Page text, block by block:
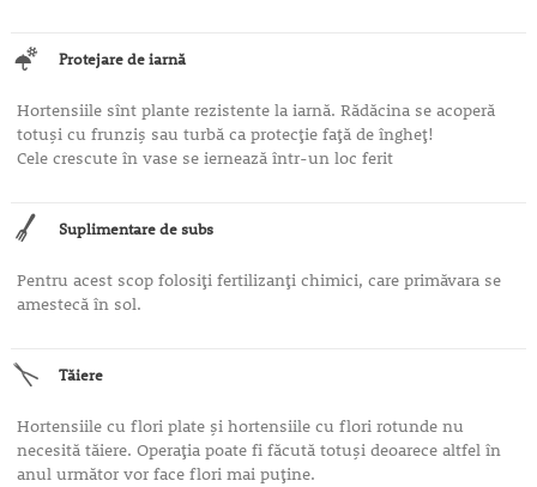
Protejare de iarnă
Hortensiile sînt plante rezistente la iarnă. Rădăcina se acoperă
totuşi cu frunziş sau turbă ca protecţie faţă de îngheţ!
Cele crescute în vase se iernează într-un loc ferit
Suplimentare de subs
Pentru acest scop folosiţi fertilizanţi chimici, care primăvara se
amestecă în sol.
Tăiere
Hortensiile cu flori plate şi hortensiile cu flori rotunde nu
necesită tăiere. Operaţia poate fi făcută totuşi deoarece altfel în
anul următor vor face flori mai puţine.